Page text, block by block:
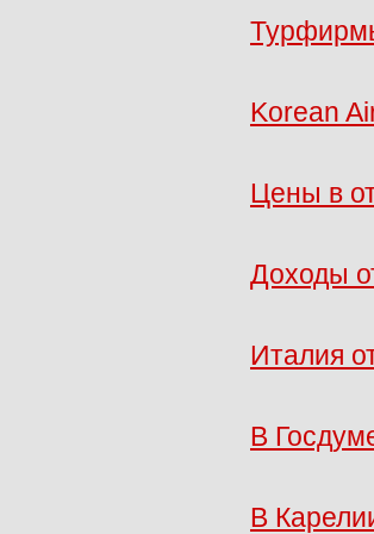
Korean
Цены в
Доходы
Италия
В
В